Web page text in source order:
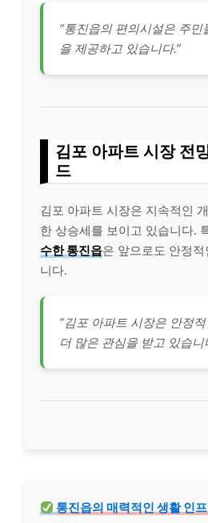
“통진읍의 편의시설은 주민
을 제공하고 있습니다.”
김포 아파트 시장 전
드
김포 아파트 시장은 지속적인
한 상승세를 보이고 있습니다.
수한 통진읍은 앞으로도 안정
니다.
“김포 아파트 시장은 안정
더 많은 관심을 받고 있습니
통진읍의 매력적인 생활 인